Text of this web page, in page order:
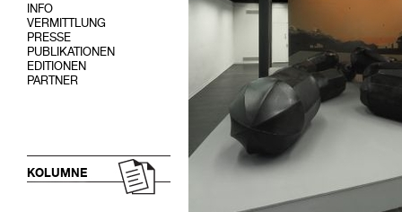
INFO
VERMITTLUNG
PRESSE
PUBLIKATIONEN
EDITIONEN
PARTNER
KOLUMNE